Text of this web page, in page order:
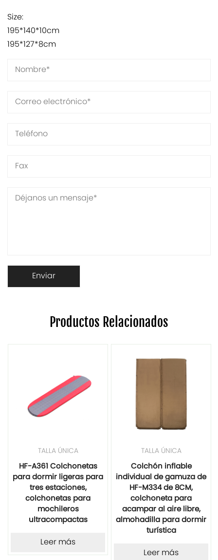
Size:
195*140*10cm
195*127*8cm
Productos Relacionados
TALLA ÚNICA
HF-A361 Colchonetas
para dormir ligeras para
tres estaciones,
colchonetas para
mochileros
ultracompactas
Leer más
TALLA ÚNICA
Colchón inflable
individual de gamuza de
HF-M334 de 8CM,
colchoneta para
acampar al aire libre,
almohadilla para dormir
turística
Leer más